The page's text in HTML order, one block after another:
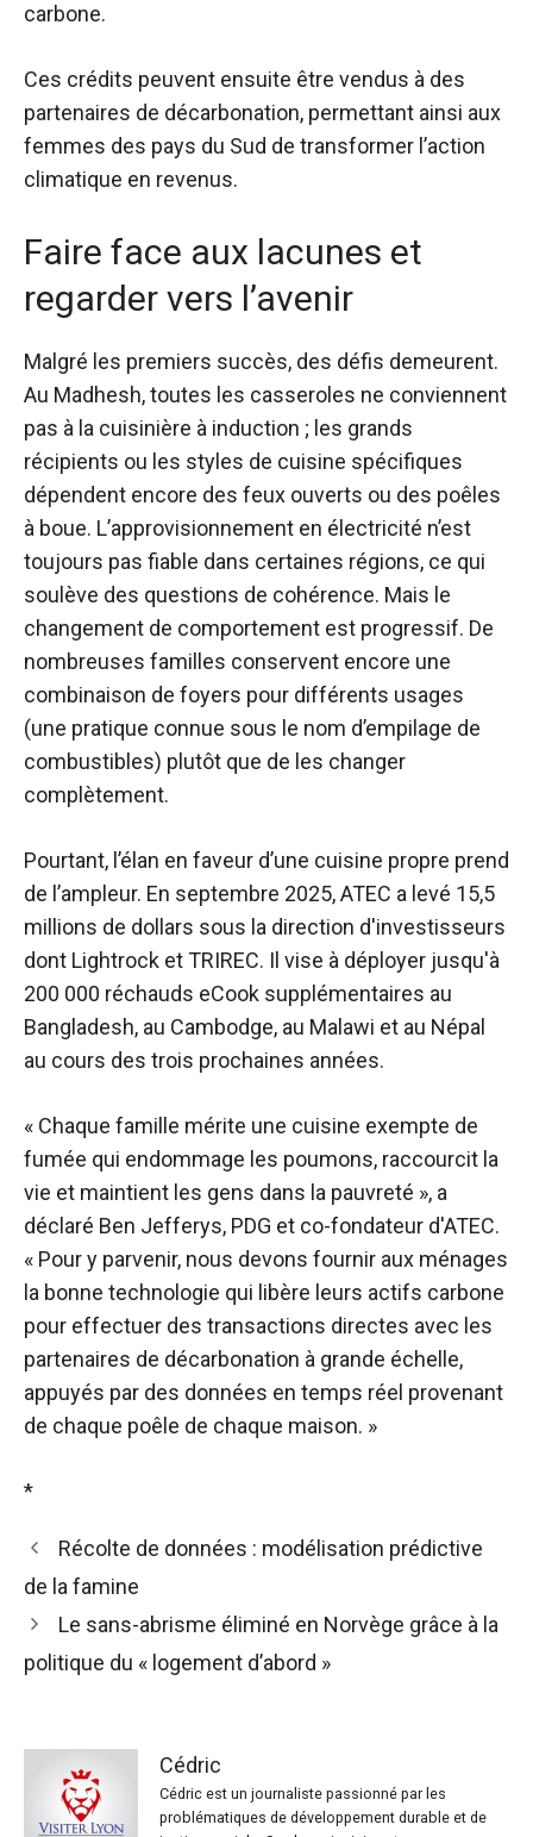
carbone.
Ces crédits peuvent ensuite être vendus à des
partenaires de décarbonation, permettant ainsi aux
femmes des pays du Sud de transformer l’action
climatique en revenus.
Faire face aux lacunes et
regarder vers l’avenir
Malgré les premiers succès, des défis demeurent.
Au Madhesh, toutes les casseroles ne conviennent
pas à la cuisinière à induction ; les grands
récipients ou les styles de cuisine spécifiques
dépendent encore des feux ouverts ou des poêles
à boue. L’approvisionnement en électricité n’est
toujours pas fiable dans certaines régions, ce qui
soulève des questions de cohérence. Mais le
changement de comportement est progressif. De
nombreuses familles conservent encore une
combinaison de foyers pour différents usages
(une pratique connue sous le nom d’empilage de
combustibles) plutôt que de les changer
complètement.
Pourtant, l’élan en faveur d’une cuisine propre prend
de l’ampleur. En septembre 2025, ATEC a levé 15,5
millions de dollars sous la direction d'investisseurs
dont Lightrock et TRIREC. Il vise à déployer jusqu'à
200 000 réchauds eCook supplémentaires au
Bangladesh, au Cambodge, au Malawi et au Népal
au cours des trois prochaines années.
« Chaque famille mérite une cuisine exempte de
fumée qui endommage les poumons, raccourcit la
vie et maintient les gens dans la pauvreté », a
déclaré Ben Jefferys, PDG et co-fondateur d'ATEC.
« Pour y parvenir, nous devons fournir aux ménages
la bonne technologie qui libère leurs actifs carbone
pour effectuer des transactions directes avec les
partenaires de décarbonation à grande échelle,
appuyés par des données en temps réel provenant
de chaque poêle de chaque maison. »
*
Récolte de données : modélisation prédictive
de la famine
Le sans-abrisme éliminé en Norvège grâce à la
politique du « logement d’abord »
Cédric
Cédric est un journaliste passionné par les
problématiques de développement durable et de